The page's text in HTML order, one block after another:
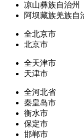
凉山彝族自治州
阿坝藏族羌族自
全北京市
北京市
全天津市
天津市
全河北省
秦皇岛市
衡水市
保定市
邯郸市